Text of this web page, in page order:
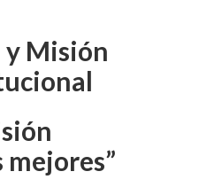
Misión
mejores”